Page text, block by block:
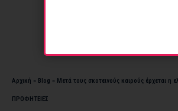
Αρχική » Blog » Μετά τους σκοτεινούς καιρούς έρχεται η
ΠΡΟΦΗΤΕΙΕΣ